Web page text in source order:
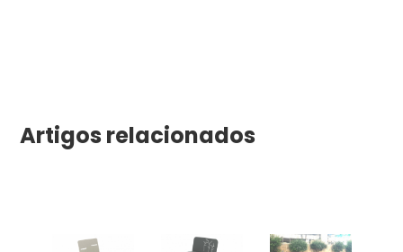
Artigos relacionados